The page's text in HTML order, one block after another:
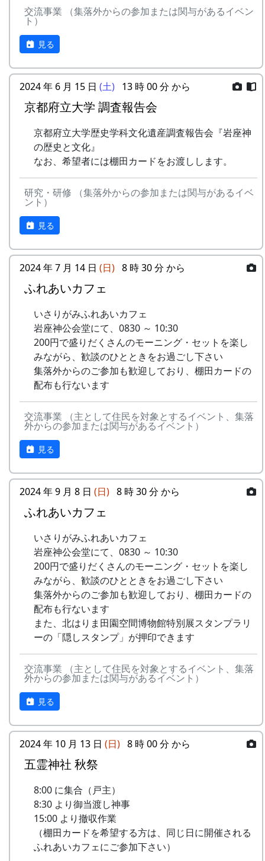
交流事業 （集落外からの参加または関与があるイベン
ト）
見る
2024 年 6 月 15 日 (土) 13 時 00 分 から
京都府立大学 調査報告会
京都府立大学歴史学科文化遺産調査報告会『岩座神
の歴史と文化』
なお、希望者には棚田カードをお渡しします。
研究・研修 （集落外からの参加または関与があるイベ
ント）
見る
2024 年 7 月 14 日 (日) 8 時 30 分 から
ふれあいカフェ
いさりがみふれあいカフェ
岩座神公会堂にて、0830 ～ 10:30
200円で盛りだくさんのモーニング・セットを楽し
みながら、歓談のひとときをお過ごし下さい
集落外からのご参加も歓迎しており、棚田カードの
配布も行ないます
交流事業 （主として住民を対象とするイベント、集落
外からの参加または関与があるイベント）
見る
2024 年 9 月 8 日 (日) 8 時 30 分 から
ふれあいカフェ
いさりがみふれあいカフェ
岩座神公会堂にて、0830 ～ 10:30
200円で盛りだくさんのモーニング・セットを楽し
みながら、歓談のひとときをお過ごし下さい
集落外からのご参加も歓迎しており、棚田カードの
配布も行ないます
また、北はりま田園空間博物館特別展スタンプラリ
ーの「隠しスタンプ」が押印できます
交流事業 （主として住民を対象とするイベント、集落
外からの参加または関与があるイベント）
見る
2024 年 10 月 13 日 (日) 8 時 00 分 から
五霊神社 秋祭
8:00 に集合（戸主）
8:30 より御当渡し神事
15:00 より撤収作業
（棚田カードを希望する方は、同じ日に開催される
ふれあいカフェにご参加下さい）